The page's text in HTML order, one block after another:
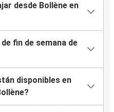
desde Bollène en
fin de semana de
disponibles en